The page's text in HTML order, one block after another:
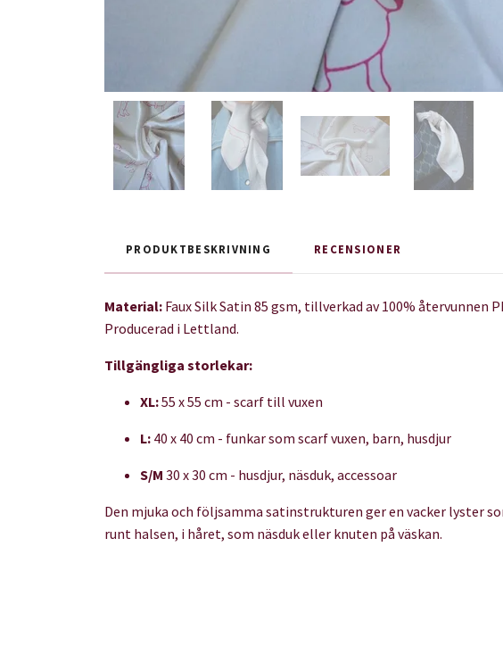
PRODUKTBESKRIVNING RECENSIONER
Material: Faux Silk Satin 85 gsm, tillverkad av 100% återvunnen
Producerad i Lettland.
Tillgängliga storlekar:
XL:55 x 55 cm - scarf till vuxen
L: 40 x 40 cm - funkar som scarf vuxen, barn, husdjur
S/M 30 x 30 cm - husdjur, näsduk, accessoar
Den mjuka och följsamma satinstrukturen ger en vacker lyster
runt halsen, i håret, som näsduk eller knuten på väskan.